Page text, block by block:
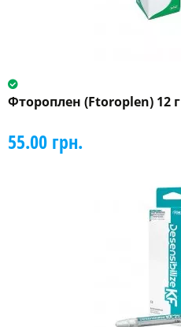
Фтороплен (Ftoroplen) 12 г
55.00 грн.